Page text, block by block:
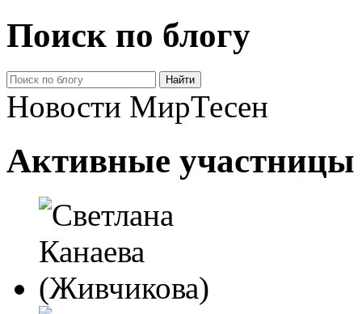
Поиск по блогу
Новости МирТесен
Активные участницы